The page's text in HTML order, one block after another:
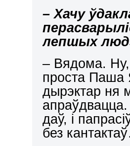
– Хачу
лепшых
– Вядома.
проста Паша
дырэктар ня
даў, і
без